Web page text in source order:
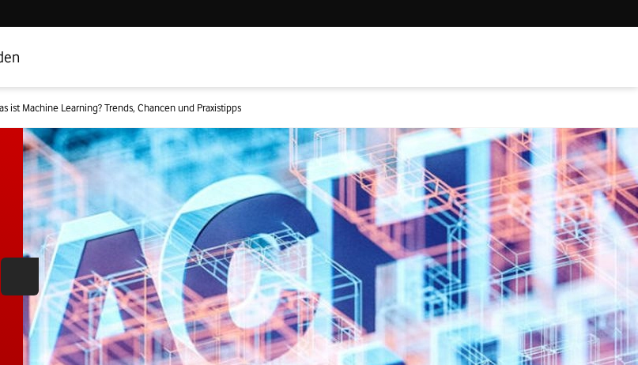
ist Machine Learning? Trends, Chancen und Praxistipps